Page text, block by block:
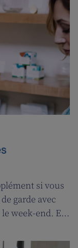
si vous
garde avec
week-end. En
de garde.